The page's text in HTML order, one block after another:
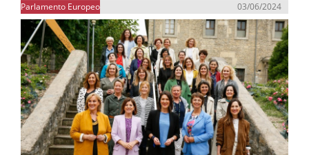
Parlamento Europeo 03/06/2024